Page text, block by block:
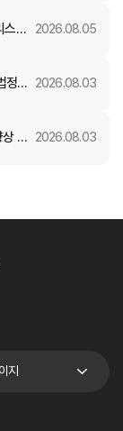
스트
2026.08.05
정관
2026.08.03
부
2026.08.03
지